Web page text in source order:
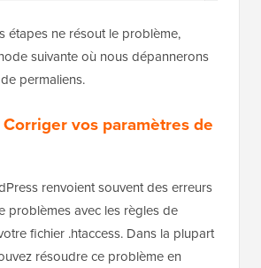
étapes ne résout le problème,
suivante où nous dépannerons
permaliens.
vos paramètres de
renvoient souvent des erreurs
problèmes avec les règles de
fichier .htaccess. Dans la plupart
résoudre ce problème en